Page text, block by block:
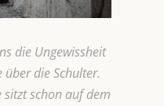
die Ungewissheit
die Schulter.
sitzt schon auf dem